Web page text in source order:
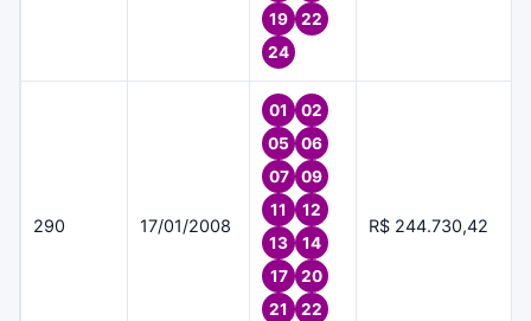
19
22
24
290 17/01/2008
01
02
05
06
07
09
11
12
13
14
17
20
21
22
R$ 244.730,42